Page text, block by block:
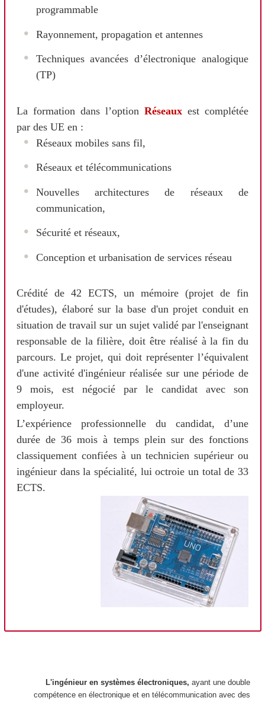
programmable
Rayonnement, propagation et antennes
Techniques avancées d’électronique analogique
(TP)
La formation dans l’option Réseaux est complétée
par des UE en :
Réseaux mobiles sans fil,
Réseaux et télécommunications
Nouvelles architectures de réseaux de
communication,
Sécurité et réseaux,
Conception et urbanisation de services réseau
Crédité de 42 ECTS, un mémoire (projet de fin
d'études), élaboré sur la base d'un projet conduit en
situation de travail sur un sujet validé par l'enseignant
responsable de la filière, doit être réalisé à la fin du
parcours. Le projet, qui doit représenter l’équivalent
d'une activité d'ingénieur réalisée sur une période de
9 mois, est négocié par le candidat avec son
employeur.
L’expérience professionnelle du candidat, d’une
durée de 36 mois à temps plein sur des fonctions
classiquement confiées à un technicien supérieur ou
ingénieur dans la spécialité, lui octroie un total de 33
ECTS.
L'ingénieur en systèmes électroniques, ayant une double
compétence en électronique et en télécommunication avec des